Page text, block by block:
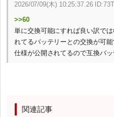
2026/07/09(木) 10:25:37.26
>>60
単に交換可能にすれば良い訳で
れてるバッテリーとの交換が可
仕様が公開されてるので互換バ
関連記事